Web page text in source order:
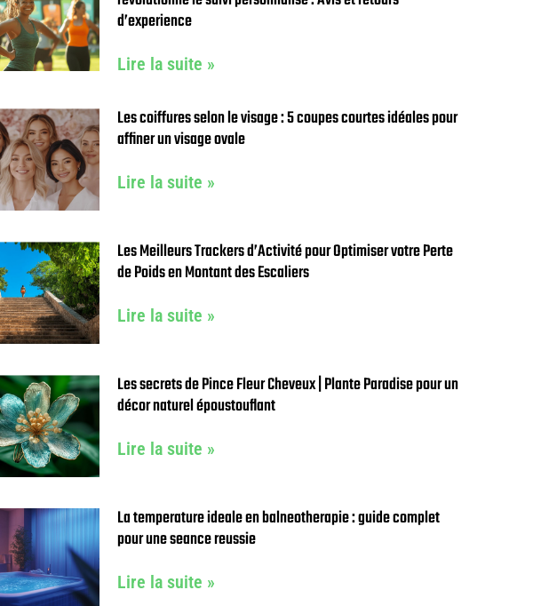
d’experience
Lire la suite »
Les coiffures selon le visage : 5 coupes courtes idéales pour
affiner un visage ovale
Lire la suite »
Les Meilleurs Trackers d’Activité pour Optimiser votre Perte
de Poids en Montant des Escaliers
Lire la suite »
Les secrets de Pince Fleur Cheveux | Plante Paradise pour un
décor naturel époustouflant
Lire la suite »
La temperature ideale en balneotherapie : guide complet
pour une seance reussie
Lire la suite »